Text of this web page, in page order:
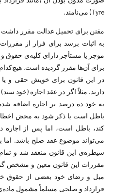
Tyre) می‌نامند.
مقنن برای تحمیل عدالت مقرر داشت
به اثبات برسد برای فرار از
موجر یا مستأجر دارای کلیه‌ی حقوق
برای آن‌ها مقرر گردیده است.
در این قانون برای خویش حقی و
دارند. مثلاً اگر در عقد اجاره (خود
به خود ده درصد بر اجاره اضافه
باطل است یا ذکر شود به محض
کند، باطل است، اما پس از اجاره
می‌تواند موضوع عقد صلح باشد. اما
سیطره‌ی این قانون منعقد شد و
مقررات این قانون معین و مشخص
میل و رضای خود بعضی از حقوق